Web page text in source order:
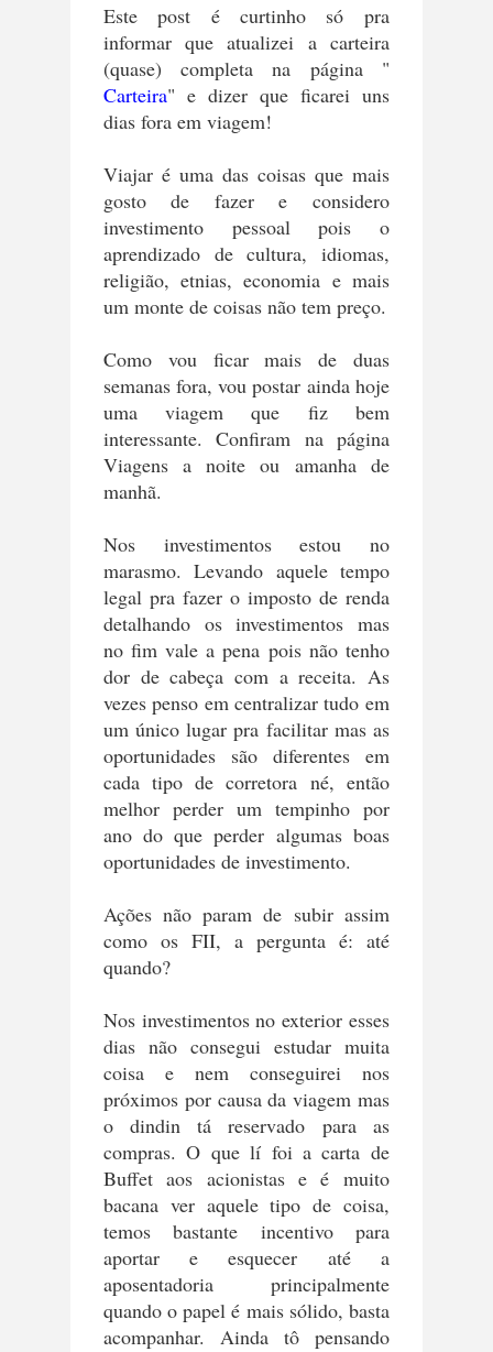
Este post é curtinho só pra
informar que atualizei a carteira
(quase) completa na página "
Carteira" e dizer que ficarei uns
dias fora em viagem!
Viajar é uma das coisas que mais
gosto de fazer e considero
investimento pessoal pois o
aprendizado de cultura, idiomas,
religião, etnias, economia e mais
um monte de coisas não tem preço.
Como vou ficar mais de duas
semanas fora, vou postar ainda hoje
uma viagem que fiz bem
interessante. Confiram na página
Viagens a noite ou amanha de
manhã.
Nos investimentos estou no
marasmo. Levando aquele tempo
legal pra fazer o imposto de renda
detalhando os investimentos mas
no fim vale a pena pois não tenho
dor de cabeça com a receita. As
vezes penso em centralizar tudo em
um único lugar pra facilitar mas as
oportunidades são diferentes em
cada tipo de corretora né, então
melhor perder um tempinho por
ano do que perder algumas boas
oportunidades de investimento.
Ações não param de subir assim
como os FII, a pergunta é: até
quando?
Nos investimentos no exterior esses
dias não consegui estudar muita
coisa e nem conseguirei nos
próximos por causa da viagem mas
o dindin tá reservado para as
compras. O que lí foi a carta de
Buffet aos acionistas e é muito
bacana ver aquele tipo de coisa,
temos bastante incentivo para
aportar e esquecer até a
aposentadoria principalmente
quando o papel é mais sólido, basta
acompanhar. Ainda tô pensando